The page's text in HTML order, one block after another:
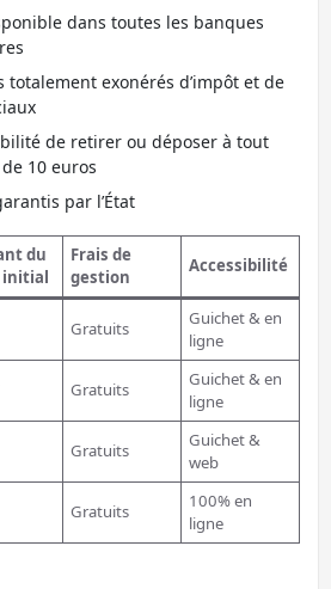
dans toutes les banques
exonérés d’impôt et de
de retirer ou déposer à tout
10 euros
par l’État
du
initial
Frais de
gestion
Accessibilité
Gratuits
Guichet & en
ligne
Gratuits
Guichet & en
ligne
Gratuits
Guichet &
web
Gratuits
100% en
ligne